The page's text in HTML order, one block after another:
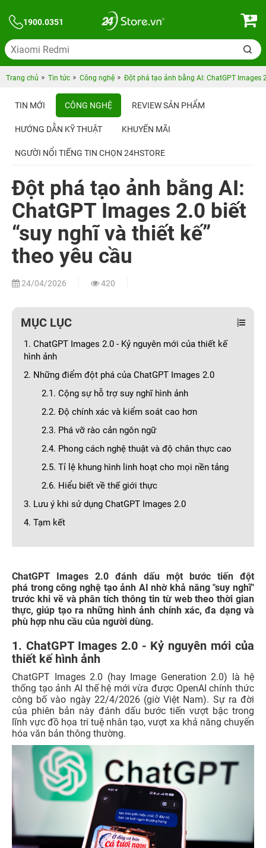
1900.0351
Trang chủ Tin tức Công nghệ Đột phá tạo ảnh bằng AI: ChatGPT Images
TIN MỚI CÔNG NGHỆ REVIEW SẢN PHẨM
HƯỚNG DẪN KỸ THUẬT KHUYẾN MÃI
NGƯỜI NỔI TIẾNG TIN CHỌN 24HSTORE
Đột phá tạo ảnh bằng AI:
ChatGPT Images 2.0 biết
“suy nghĩ và thiết kế”
theo yêu cầu
24/04/2026 420
MỤC LỤC
1. ChatGPT Images 2.0 - Kỷ nguyên mới của thiết kế
hình ảnh
2. Những điểm đột phá của ChatGPT Images 2.0
2.1. Cộng sự hỗ trợ suy nghĩ hình ảnh
2.2. Độ chính xác và kiểm soát cao hơn
2.3. Phá vỡ rào cản ngôn ngữ
2.4. Phong cách nghệ thuật và độ chân thực cao
2.5. Tỉ lệ khung hình linh hoạt cho mọi nền tảng
2.6. Hiểu biết về thế giới thực
3. Lưu ý khi sử dụng ChatGPT Images 2.0
4. Tạm kết
ChatGPT Images 2.0 đánh dấu một bước tiến đột
phá trong công nghệ tạo ảnh AI nhờ khả năng "suy nghĩ"
trước khi vẽ và phân tích thông tin từ web theo thời gian
thực, giúp tạo ra những hình ảnh chính xác, đa dạng và
phù hợp nhu cầu của người dùng.
1. ChatGPT Images 2.0 - Kỷ nguyên mới của
thiết kế hình ảnh
ChatGPT Images 2.0 (hay Image Generation 2.0) là hệ
thống tạo ảnh AI thế hệ mới vừa được OpenAI chính thức
công bố vào ngày 22/4/2026 (giờ Việt Nam). Sự ra đời
của phiên bản này đánh dấu bước tiến vượt bậc trong
lĩnh vực đồ họa trí tuệ nhân tạo, vượt xa khả năng chuyển
hóa văn bản thông thường.